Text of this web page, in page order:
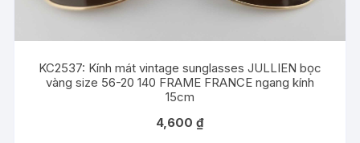
KC2537: Kính mát vintage sunglasses JULLIEN bọc
vàng size 56-20 140 FRAME FRANCE ngang kính
15cm
4,600₫